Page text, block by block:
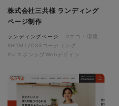
株式会社三共様 ランディング
ページ制作
ランディングページ
#エコ・環境
#HTML/CSSコーディング
#レスポンシブWebデザイン